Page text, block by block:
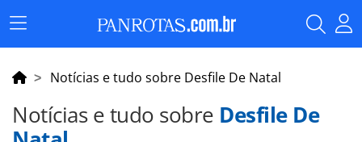
Menu
Principal
Notícias e tudo sobre Desfile De Natal
Notícias e tudo sobre Desfile De